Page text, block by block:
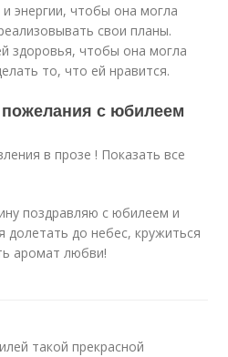
энергии, чтобы она могла
свои планы.
здоровья, чтобы она могла
то, что ей нравится.
пожелания с юбилеем
в прозе ! Показать все
поздравляю с юбилеем и
долетать до небес, кружиться
аромат любви!
такой прекрасной